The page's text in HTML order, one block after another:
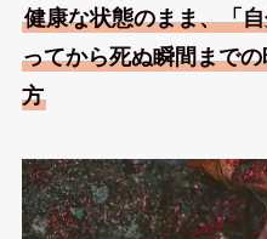
健康な状態のまま、「
ってから死ぬ瞬間まで
方